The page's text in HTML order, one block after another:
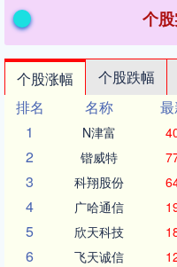
个
个股涨幅 个股跌幅
排名
名称
1
N津富
2 锴威特
3 科翔股份
4 广哈通信
5 欣天科技
6 飞天诚信